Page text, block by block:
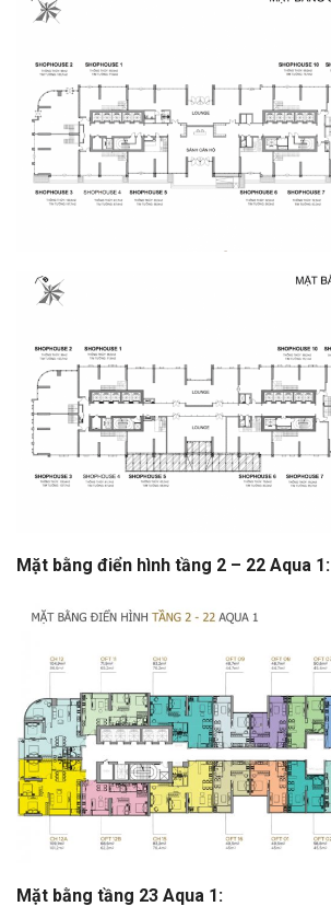
Mặt bằng điển hình tầng 2 – 22 Aqua 1:
Mặt bằng tầng 23 Aqua 1: